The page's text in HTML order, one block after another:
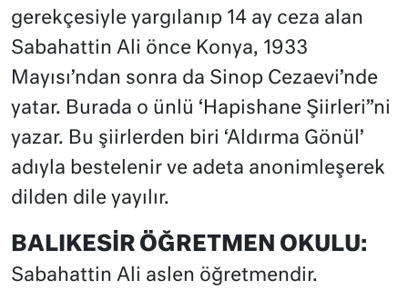
gerekçesiyle yargılanıp 14 ay ceza alan
Sabahattin Ali önce Konya, 1933
Mayısı’ndan sonra da Sinop Cezaevi’nde
yatar. Burada o ünlü ‘Hapishane Şiirleri”ni
yazar. Bu şiirlerden biri ‘Aldırma Gönül’
adıyla bestelenir ve adeta anonimleşerek
dilden dile yayılır.
BALIKESİR ÖĞRETMEN OKULU:
Sabahattin Ali aslen öğretmendir.